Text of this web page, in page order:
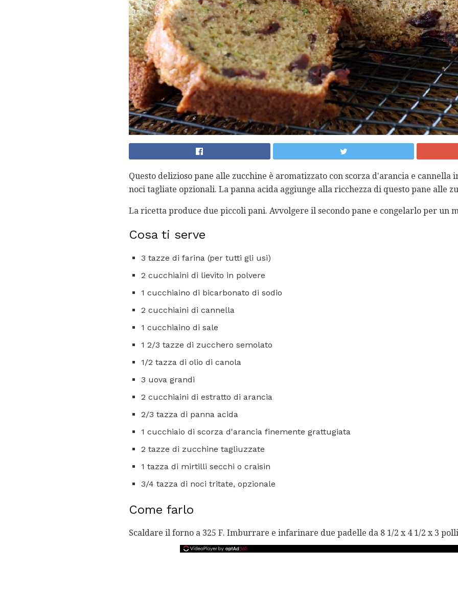
Questo delizioso pane alle zucchine è aromatizzato con scorza d'arancia e cannella
noci tagliate opzionali. La panna acida aggiunge alla ricchezza di questo pane alle
La ricetta produce due piccoli pani. Avvolgere il secondo pane e congelarlo per un
Cosa ti serve
3 tazze di farina (per tutti gli usi)
2 cucchiaini di lievito in polvere
1 cucchiaino di bicarbonato di sodio
2 cucchiaini di cannella
1 cucchiaino di sale
1 2/3 tazze di zucchero semolato
1/2 tazza di olio di canola
3 uova grandi
2 cucchiaini di estratto di arancia
2/3 tazza di panna acida
1 cucchiaio di scorza d'arancia finemente grattugiata
2 tazze di zucchine tagliuzzate
1 tazza di mirtilli secchi o craisin
3/4 tazza di noci tritate, opzionale
Come farlo
Scaldare il forno a 325 F. Imburrare e infarinare due padelle da 8 1/2 x 4 1/2 x 3